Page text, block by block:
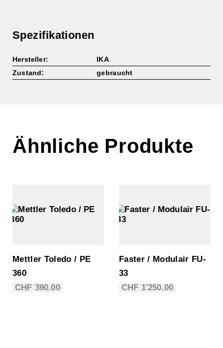
Spezifikationen
Hersteller:
IKA
Zustand:
gebraucht
Ähnliche Produkte
Mettler Toledo / PE
360
CHF 390.00
Faster / Modulair FU-
33
CHF 1'250.00